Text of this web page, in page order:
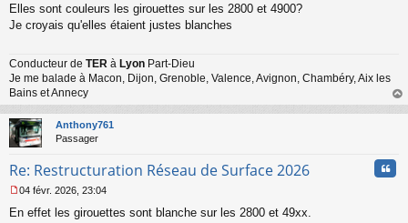
e
s
g
e
n
o
n
u
Elles sont couleurs les girouettes sur les 2800 et 4900?
Je croyais qu'elles étaient justes blanches
Conducteur de TER à Lyon Part-Dieu
Je me balade à Macon, Dijon, Grenoble, Valence, Avignon, Chambéry, Aix les
Bains et Annecy
au
Anthony761
Passager
Re: Restructuration Réseau de Surface 2026
e
04 févr. 2026, 23:04
En effet les girouettes sont blanche sur les 2800 et 49xx.